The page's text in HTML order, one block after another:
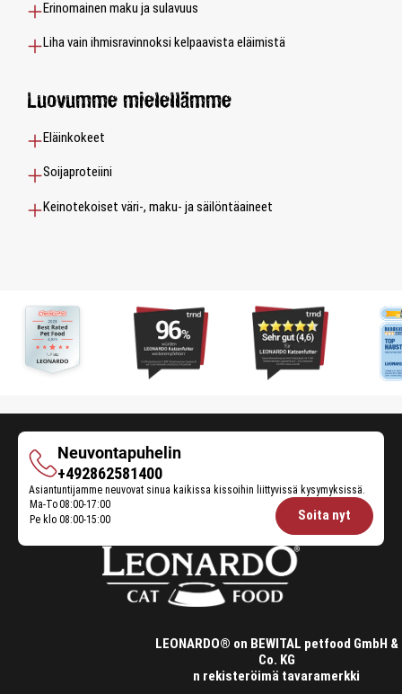
Erinomainen maku ja sulavuus
Liha vain ihmisravinnoksi kelpaavista eläimistä
Luovumme mielellämme
Eläinkokeet
Soijaproteiini
Keinotekoiset väri-, maku- ja säilöntäaineet
Neuvontapuhelin
Neuvontapuhelin
+492862581400
Asiantuntijamme neuvovat sinua kaikissa kissoihin liittyvissä kysymyksissä.
Opening
Ma-To08:00-17:00
Pe klo 08:00-15:00 Soita nyt
LEONARDO® on BEWITAL petfood GmbH &
Co. KG
n rekisteröimä tavaramerkki